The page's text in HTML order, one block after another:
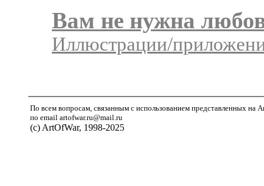
Вам не нужна
Иллюстрации/
По всем вопросам, связанным с использованием представленных на
по email artofwar.ru@mail.ru
(с) ArtOfWar, 1998-2025